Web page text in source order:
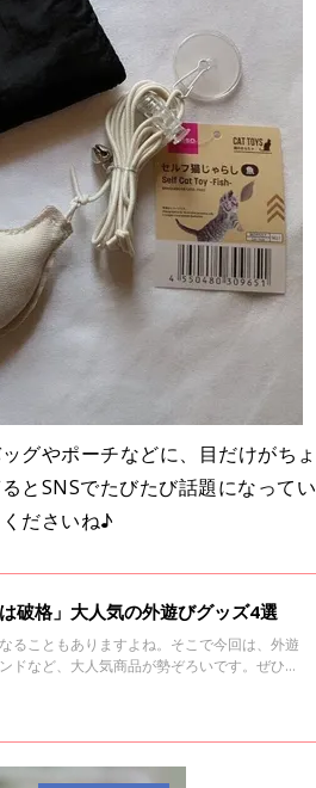
グやポーチなどに、目だけがちょ
とSNSでたびたび話題になってい
ださいね♪
破格」大人気の外遊びグッズ4選
ることもありますよね。そこで今回は、外遊
ドなど、大人気商品が勢ぞろいです。ぜひチ